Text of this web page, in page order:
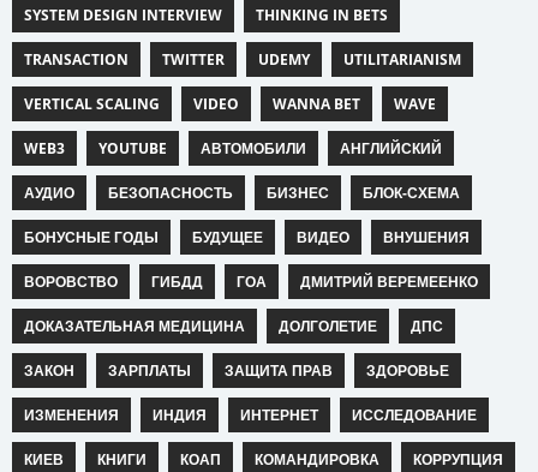
SYSTEM DESIGN INTERVIEW THINKING IN BETS
TRANSACTION TWITTER UDEMY UTILITARIANISM
VERTICAL SCALING VIDEO WANNA BET WAVE
WEB3 YOUTUBE АВТОМОБИЛИ АНГЛИЙСКИЙ
АУДИО БЕЗОПАСНОСТЬ БИЗНЕС БЛОК-СХЕМА
БОНУСНЫЕ ГОДЫ БУДУЩЕЕ ВИДЕО ВНУШЕНИЯ
ВОРОВСТВО ГИБДД ГОА ДМИТРИЙ ВЕРЕМЕЕНКО
ДОКАЗАТЕЛЬНАЯ МЕДИЦИНА ДОЛГОЛЕТИЕ ДПС
ЗАКОН ЗАРПЛАТЫ ЗАЩИТА ПРАВ ЗДОРОВЬЕ
ИЗМЕНЕНИЯ ИНДИЯ ИНТЕРНЕТ ИССЛЕДОВАНИЕ
КИЕВ КНИГИ КОАП КОМАНДИРОВКА КОРРУПЦИЯ